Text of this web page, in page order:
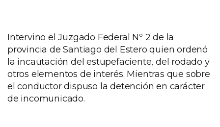
Intervino el Juzgado Federal Nº 2 de la
provincia de Santiago del Estero quien ordenó
la incautación del estupefaciente, del rodado y
otros elementos de interés. Mientras que sobre
el conductor dispuso la detención en carácter
de incomunicado.